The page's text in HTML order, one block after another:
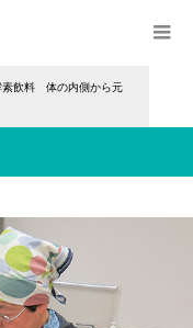
素飲料 体の内側から元